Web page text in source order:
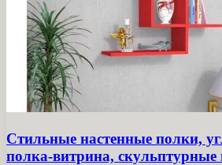
Стильные настенные полки,
полка-витрина, скульптурные